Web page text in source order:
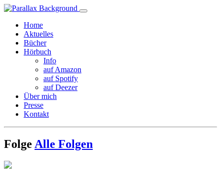
Home
Aktuelles
Bücher
Hörbuch
Info
auf Amazon
auf Spotify
auf Deezer
Über mich
Presse
Kontakt
Folge Alle Folgen